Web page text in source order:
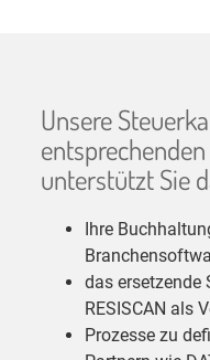
Unsere
unterstützt Sie
Ihre
das ersetzende
RESISCAN als
Prozesse zu